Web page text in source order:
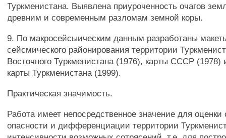
Туркменистана. Выявлена приуроченность очагов
древним и современным разломам земной коры.
9. По макросейсыическим данным разработаны
сейсмического районирования территории
Восточного Туркменистана (1976), карты СССР (1978)
карты Туркменистана (1999).
Практическая значимость.
Работа имеет непосредственное значение для
опасности и дифференциации территории